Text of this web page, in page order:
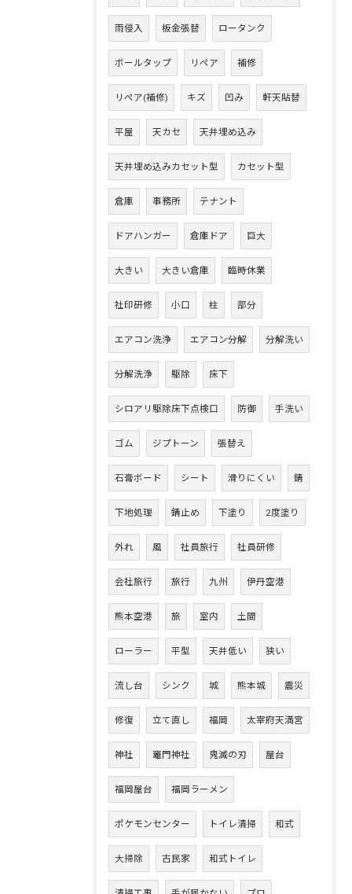
雨侵入 板金張替 ロータンク
ボールタップ リペア 補修
リペア(補修) キズ 凹み 軒天貼替
平屋 天カセ 天井埋め込み
天井埋め込みカセット型 カセット型
倉庫 事務所 テナント
ドアハンガー 倉庫ドア 巨大
大きい 大きい倉庫 臨時休業
社印研修 小口 柱 部分
エアコン洗浄 エアコン分解 分解洗い
分解洗浄 駆除 床下
シロアリ駆除床下点検口 防御 手洗い
ゴム ジプトーン 張替え
石膏ボード シート 滑りにくい 錆
下地処理 錆止め 下塗り 2度塗り
外れ 風 社員旅行 社員研修
会社旅行 旅行 九州 伊丹空港
熊本空港 旅 室内 土間
ローラー 平型 天井低い 狭い
流し台 シンク 城 熊本城 震災
修復 立て直し 福岡 太宰府天満宮
神社 竈門神社 鬼滅の刃 屋台
福岡屋台 福岡ラーメン
ポケモンセンター トイレ清掃 和式
大掃除 古民家 和式トイレ